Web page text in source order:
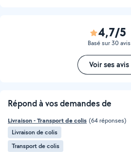
4,7/5
Basé sur 30 avis
Voir ses avis
Répond à vos demandes de
Livraison - Transport de colis (64 réponses)
Livraison de colis
Transport de colis